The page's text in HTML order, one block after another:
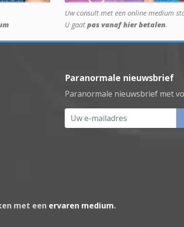
Uw consult met een online medium
U gaat pas vanaf hier betalen.
Paranormale nieuwsbrief
Paranormale nieuwsbrief met
Uw e-mailadres
met een ervaren medium.